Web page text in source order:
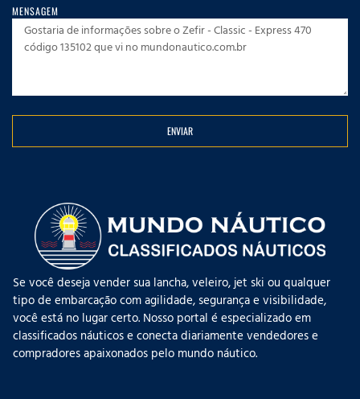
MENSAGEM
ENVIAR
Se você deseja vender sua lancha, veleiro, jet ski ou qualquer
tipo de embarcação com agilidade, segurança e visibilidade,
você está no lugar certo. Nosso portal é especializado em
classificados náuticos e conecta diariamente vendedores e
compradores apaixonados pelo mundo náutico.